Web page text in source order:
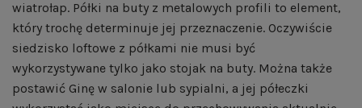
wiatrołap. Półki na buty z metalowych profili to element,
który trochę determinuje jej przeznaczenie. Oczywiście
siedzisko loftowe z półkami nie musi być
wykorzystywane tylko jako stojak na buty. Można także
postawić Ginę w salonie lub sypialni, a jej półeczki